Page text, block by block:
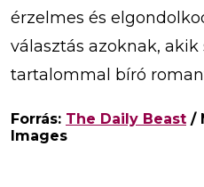
érzelmes és
választás azoknak,
tartalommal bíró
Forrás: The Daily Beast /
Images